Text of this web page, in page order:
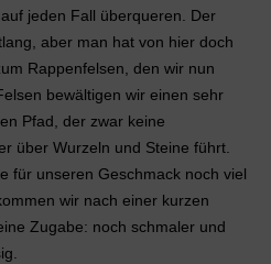
jeden Fall überqueren. Der
aber man hat von hier doch
Rappenfelsen, den wir nun
bewältigen wir einen sehr
Pfad, der zwar keine
über Wurzeln und Steine führt.
für unseren Geschmack noch viel
wir nach einer kurzen
Zugabe: noch schmaler und